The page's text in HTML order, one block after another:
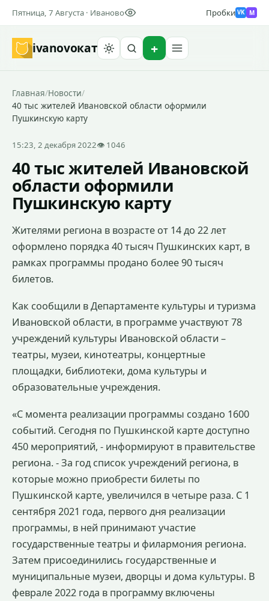
Пятница, 7 Августа · Иваново Пробки VK M
ivanovoкат
Главная/Новости/
40 тыс жителей Ивановской области оформили
Пушкинскую карту
15:23, 2 декабря 2022👁 1046
40 тыс жителей Ивановской
области оформили
Пушкинскую карту
Жителями региона в возрасте от 14 до 22 лет
оформлено порядка 40 тысяч Пушкинских карт, в
рамках программы продано более 90 тысяч
билетов.
Как сообщили в Департаменте культуры и туризма
Ивановской области, в программе участвуют 78
учреждений культуры Ивановской области –
театры, музеи, кинотеатры, концертные
площадки, библиотеки, дома культуры и
образовательные учреждения.
«С момента реализации программы создано 1600
событий. Сегодня по Пушкинской карте доступно
450 мероприятий, - информируют в правительстве
региона. - За год список учреждений региона, в
которые можно приобрести билеты по
Пушкинской карте, увеличился в четыре раза. С 1
сентября 2021 года, первого дня реализации
программы, в ней принимают участие
государственные театры и филармония региона.
Затем присоединились государственные и
муниципальные музеи, дворцы и дома культуры. В
феврале 2022 года в программу включены